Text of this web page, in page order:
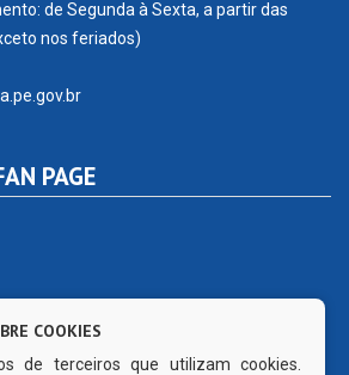
de Segunda à Sexta, a partir das
nos feriados)
PAGE
COOKIES
de terceiros que utilizam cookies.